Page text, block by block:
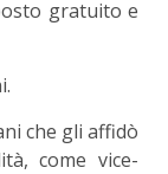
gratuito e
che gli affidò
come vice-